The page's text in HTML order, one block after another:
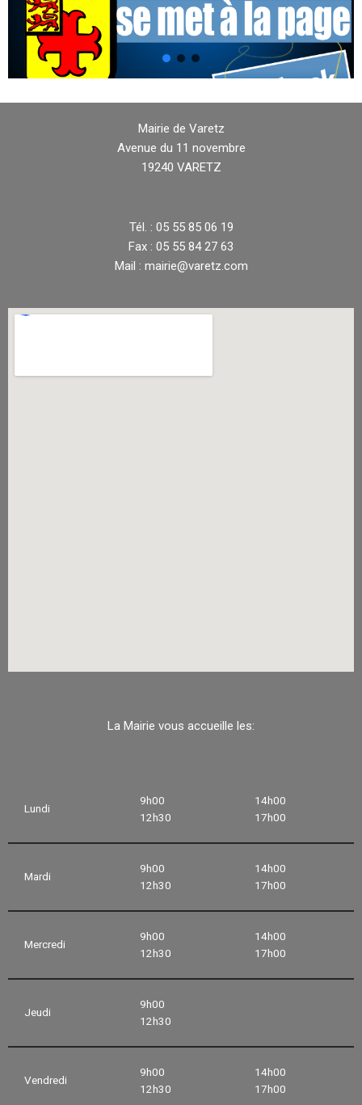
Mairie de Varetz
Avenue du 11 novembre
19240 VARETZ
Tél. : 05 55 85 06 19
Fax : 05 55 84 27 63
Mail : mairie@varetz.com
La Mairie vous accueille les:
Lundi
9h00
12h30
14h00
17h00
Mardi
9h00
12h30
14h00
17h00
Mercredi
9h00
12h30
14h00
17h00
Jeudi
9h00
12h30
Vendredi
9h00
12h30
14h00
17h00